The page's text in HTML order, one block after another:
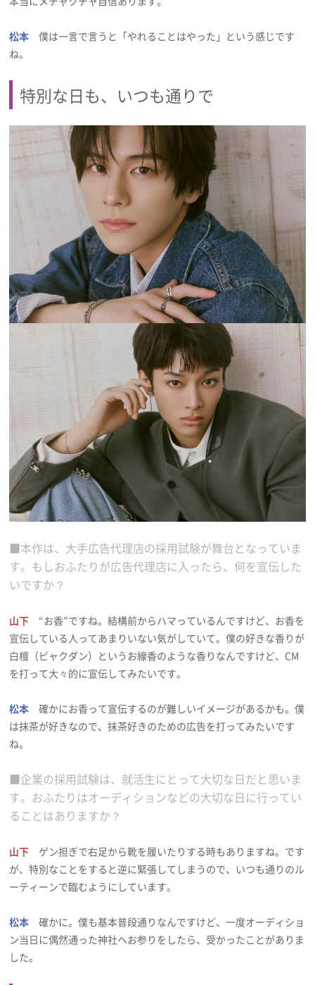
松本 僕は一言で言うと「やれることはやった」という感じです
ね。
特別な日も、いつも通りで
■本作は、大手広告代理店の採用試験が舞台となっていま
す。もしおふたりが広告代理店に入ったら、何を宣伝した
いですか？
山下 “お香”ですね。結構前からハマっているんですけど、お香を
宣伝している人ってあまりいない気がしていて。僕の好きな香りが
白檀（ビャクダン）というお線香のような香りなんですけど、CM
を打って大々的に宣伝してみたいです。
松本 確かにお香って宣伝するのが難しいイメージがあるかも。僕
は抹茶が好きなので、抹茶好きのための広告を打ってみたいです
ね。
■企業の採用試験は、就活生にとって大切な日だと思いま
す。おふたりはオーディションなどの大切な日に行ってい
ることはありますか？
山下 ゲン担ぎで右足から靴を履いたりする時もありますね。です
が、特別なことをすると逆に緊張してしまうので、いつも通りのル
ーティーンで臨むようにしています。
松本 確かに。僕も基本普段通りなんですけど、一度オーディショ
ン当日に偶然通った神社へお参りをしたら、受かったことがありま
した。